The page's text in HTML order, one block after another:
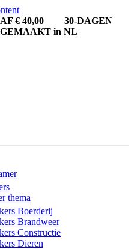
€ 40,00
30-DAGEN
in NL
thema
Boerderij
Brandweer
Constructie
Dieren